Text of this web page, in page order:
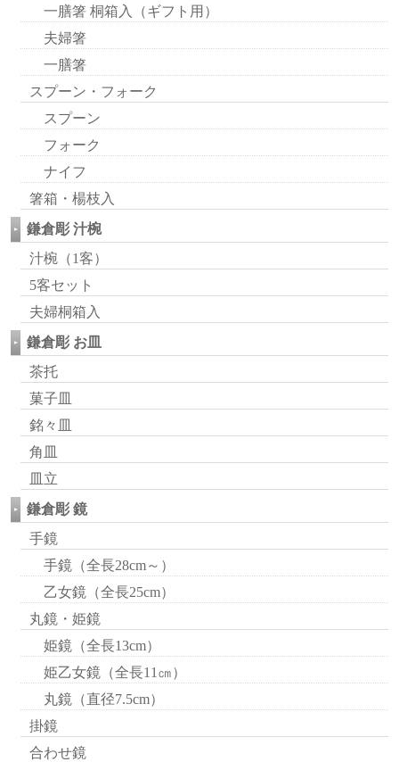
一膳箸 桐箱入（ギフト用）
夫婦箸
一膳箸
スプーン・フォーク
スプーン
フォーク
ナイフ
箸箱・楊枝入
鎌倉彫 汁椀
汁椀（1客）
5客セット
夫婦桐箱入
鎌倉彫 お皿
茶托
菓子皿
銘々皿
角皿
皿立
鎌倉彫 鏡
手鏡
手鏡（全長28cm～）
乙女鏡（全長25cm）
丸鏡・姫鏡
姫鏡（全長13cm）
姫乙女鏡（全長11㎝）
丸鏡（直径7.5cm）
掛鏡
合わせ鏡